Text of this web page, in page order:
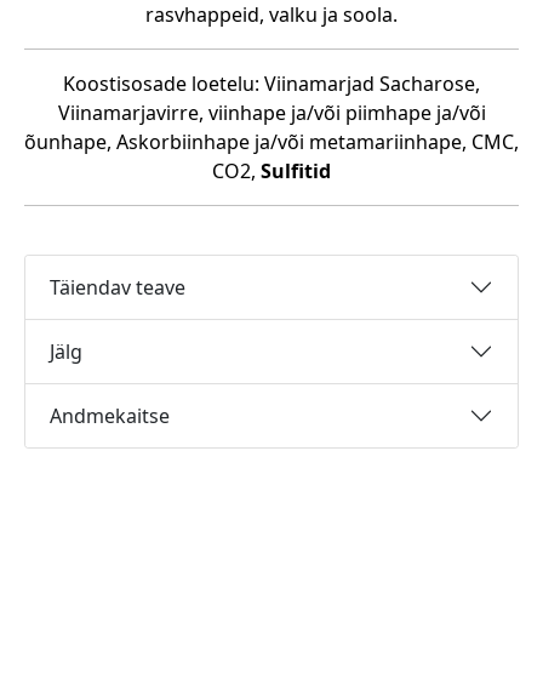
rasvhappeid, valku ja soola.
Koostisosade loetelu: Viinamarjad Sacharose,
Viinamarjavirre, viinhape ja/või piimhape ja/või
õunhape, Askorbiinhape ja/või metamariinhape, CMC,
CO2, Sulfitid
Täiendav teave
Jälg
Andmekaitse